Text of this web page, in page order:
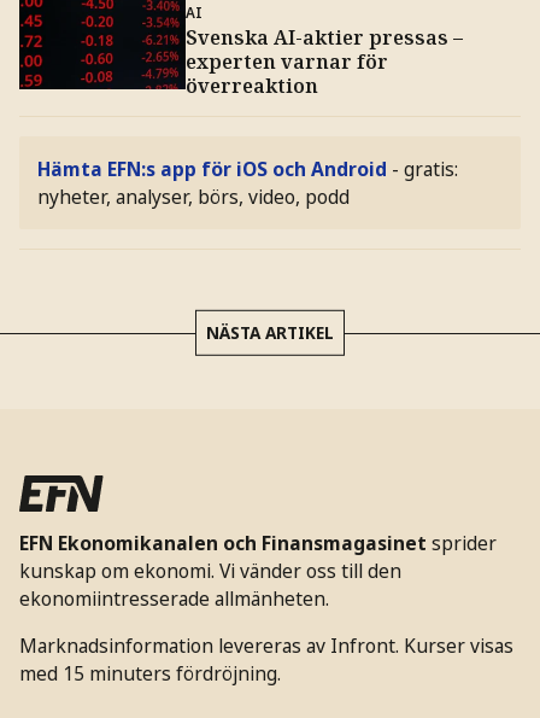
AI
Svenska AI-aktier pressas –
experten varnar för
överreaktion
Hämta EFN:s app för iOS och Android - gratis:
nyheter, analyser, börs, video, podd
NÄSTA ARTIKEL
EFN Ekonomikanalen och Finansmagasinet sprider
kunskap om ekonomi. Vi vänder oss till den
ekonomiintresserade allmänheten.
Marknadsinformation levereras av Infront. Kurser visas
med 15 minuters fördröjning.